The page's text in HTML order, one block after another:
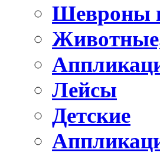
Шевроны
Лейсы
Детские